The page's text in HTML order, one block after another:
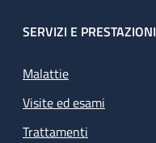
SERVIZI E PRESTAZIONI
Malattie
Visite ed esami
Trattamenti